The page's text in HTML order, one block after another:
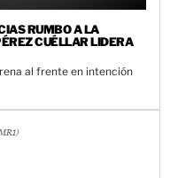
RUMBO A LA
CUÉLLAR LIDERA
al frente en intención